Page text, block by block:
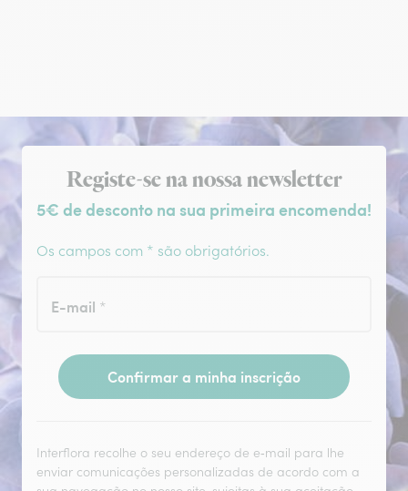
Subscrição da newsletter
Registe-se na nossa newsletter
5€ de desconto na sua primeira encomenda!
Os campos com * são obrigatórios.
E-mail *
Confirmar a minha inscrição
Interflora recolhe o seu endereço de e‑mail para lhe
enviar comunicações personalizadas de acordo com a